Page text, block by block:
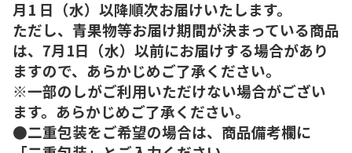
月1 日（水）以降順次お届けいたします。
ただし、青果物等お届け期間が決まっている商品
は、7月1日（水）以前にお届けする場合があり
ますので、あらかじめご了承ください。
※一部のしがご利用いただけない場合がござい
ます。あらかじめご了承ください。
●二重包装をご希望の場合は、商品備考欄に